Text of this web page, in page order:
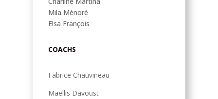
Mila Ménoré
Elsa François
COACHS
Fabrice Chauvineau
Maëllis Davoust